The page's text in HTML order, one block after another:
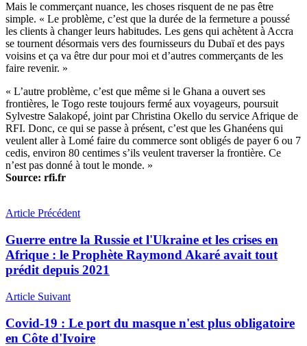
Mais le commerçant nuance, les choses risquent de ne pas être
simple. « Le problème, c’est que la durée de la fermeture a poussé
les clients à changer leurs habitudes. Les gens qui achètent à Accra
se tournent désormais vers des fournisseurs du Dubaï et des pays
voisins et ça va être dur pour moi et d’autres commerçants de les
faire revenir. »
« L’autre problème, c’est que même si le Ghana a ouvert ses
frontières, le Togo reste toujours fermé aux voyageurs, poursuit
Sylvestre Salakopé, joint par Christina Okello du service Afrique de
RFI. Donc, ce qui se passe à présent, c’est que les Ghanéens qui
veulent aller à Lomé faire du commerce sont obligés de payer 6 ou 7
cedis, environ 80 centimes s’ils veulent traverser la frontière. Ce
n’est pas donné à tout le monde. »
Source: rfi.fr
Article Précédent
Guerre entre la Russie et l'Ukraine et les crises en
Afrique : le Prophète Raymond Akaré avait tout
prédit depuis 2021
Article Suivant
Covid-19 : Le port du masque n'est plus obligatoire
en Côte d'Ivoire